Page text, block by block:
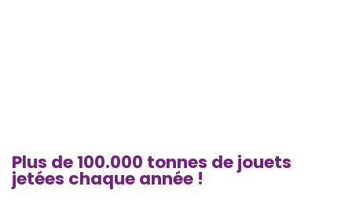
Plus de 100.000 tonnes de jouets
jetées chaque année !